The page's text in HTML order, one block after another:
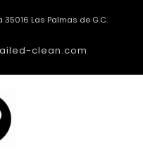
35016 Las Palmas de G.C.
clean.com